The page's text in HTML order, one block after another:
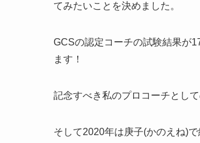
てみたいことを決めました。
GCSの認定コーチの試験結果が
ます！
記念すべき私のプロコーチとし
そして2020年は庚子(かのえね)